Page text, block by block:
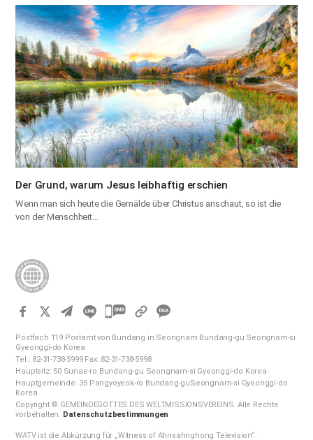
Der Grund, warum Jesus leibhaftig erschien
Wenn man sich heute die Gemälde über Christus anschaut, so ist die
von der Menschheit…
카
공
하
Postfach 119 Postamt von Bundang in Seongnam Bundang-gu Seongnam-si
Gyeonggi-do Korea
Tel.: 82-31-738-5999 Fax: 82-31-738-5998
Hauptsitz: 50 Sunae-ro Bundang-gu Seongnam-si Gyeonggi-do Korea
Hauptgemeinde: 35 Pangyoyeok-ro Bundang-guSeongnam-si Gyeonggi-do
Korea
Copyright © GEMEINDEGOTTES DES WELTMISSIONSVEREINS. Alle Rechte
vorbehalten. Datenschutzbestimmungen
WATV ist die Abkürzung für „Witness of Ahnsahnghong Television“.